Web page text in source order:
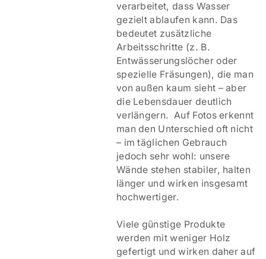
verarbeitet, dass Wasser
gezielt ablaufen kann. Das
bedeutet zusätzliche
Arbeitsschritte (z. B.
Entwässerungslöcher oder
spezielle Fräsungen), die man
von außen kaum sieht – aber
die Lebensdauer deutlich
verlängern. Auf Fotos erkennt
man den Unterschied oft nicht
– im täglichen Gebrauch
jedoch sehr wohl: unsere
Wände stehen stabiler, halten
länger und wirken insgesamt
hochwertiger.
Viele günstige Produkte
werden mit weniger Holz
gefertigt und wirken daher auf